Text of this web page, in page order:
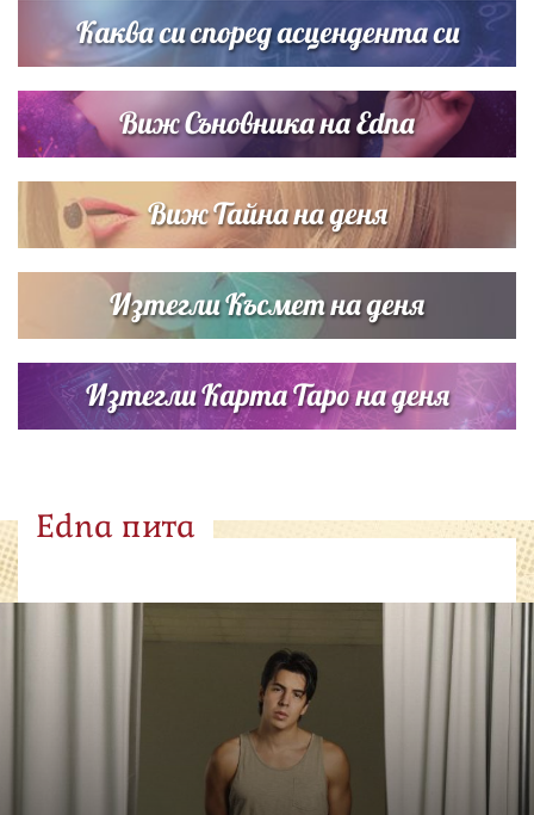
Каква си според асцендента си
Виж Съновника на Edna
Виж Тайна на деня
Изтегли Късмет на деня
Изтегли Карта Таро на деня
Edna пита